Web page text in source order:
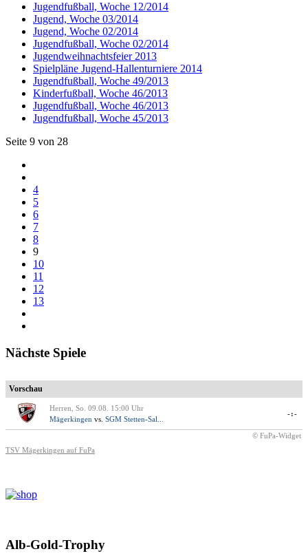
Jugendfußball, Woche 12/2014
Jugend, Woche 03/2014
Jugend, Woche 02/2014
Jugendfußball, Woche 02/2014
Jugendweihnachtsfeier 2013
Spielpläne Jugend-Hallenturniere 2014
Jugendfußball, Woche 49/2013
Kinderfußball, Woche 46/2013
Jugendfußball, Woche 46/2013
Jugendfußball, Woche 45/2013
Seite 9 von 28
4
5
6
7
8
9
10
11
12
13
Nächste Spiele
Vorschau
Herren, So. 09.08. 15:00 Uhr
Mägerkingen vs. SGM Stetten-Sal...
-:-
© FuPa-Widget
TSV Mägerkingen auf FuPa
Alb-Gold-Trophy